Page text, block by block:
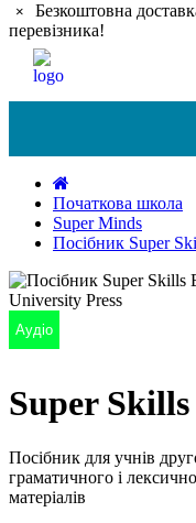
×
Безкоштовна
перевізника!
Початкова школа
Super Minds
Посібник Super
Аудіо
Super
Посібник для учнів
граматичного і
матеріалів